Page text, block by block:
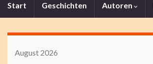
Start Geschichten Autoren
August 2026